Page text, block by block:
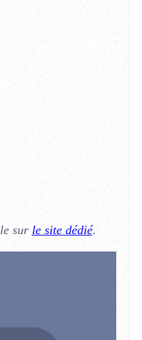
sur le site dédié.